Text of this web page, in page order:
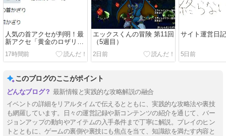
人気の首アクセが判明！最
新アクセ「黄金のロザリ
オ」はまさかに不人気に
17時間前
エックスくんの冒険 第11回
（5週目）
2日前
サイト運営日記
5日前
このブログのここがポイント
最新情報と実践的な攻略解説の融合
イベントの詳細をリアルタイムで伝えるとともに、実践的な攻略法や裏技
も網羅しています。日々の運営記録や新コンテンツの紹介を通じて、バー
ジョンアップの動向やアイテムの入手条件まで丁寧に解説。プレイのヒン
トとともに、ゲームの裏側や裏技にも焦点を当て、知識欲を満たす内容と